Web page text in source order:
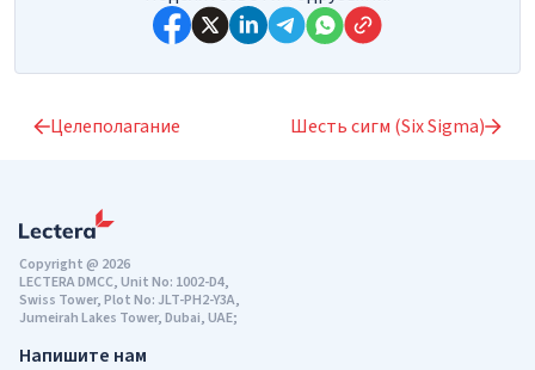
Целеполагание Шесть сигм (Six Sigma)
Copyright @ 2026
LECTERA DMCC, Unit No: 1002-D4,
Swiss Tower, Plot No: JLT-PH2-Y3A,
Jumeirah Lakes Tower, Dubai, UAE;
Напишите нам